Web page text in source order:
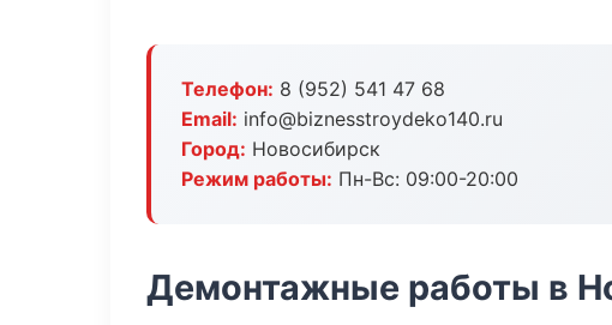
Телефон: 8 (952) 541 47 68
Email: info@biznesstroydeko140.ru
Город: Новосибирск
Режим работы: Пн-Вс: 09:00-20:00
Демонтажные работы в